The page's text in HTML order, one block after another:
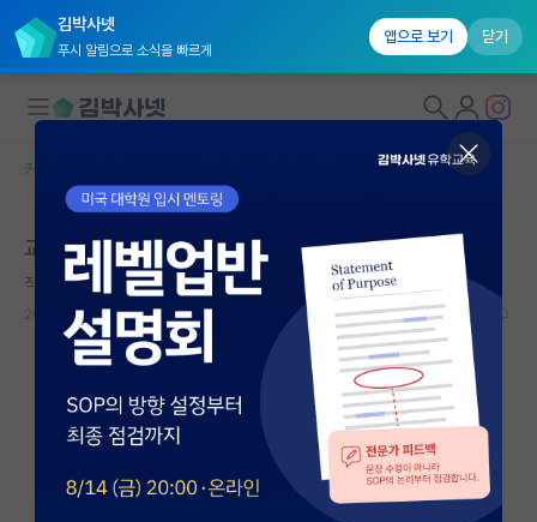
김박사넷
푸시 알림으로 소식을 빠르게
앱으로 보기 닫기
대학원생 모집
국내대학원 정보
연구실&오픈랩
커뮤니티
커뮤니티 홈
전체글보기
베스트 게시판
커뮤니티 홈
교수님 추천서가 중요한지 여쭤봅니다.
직설적인 프랜시스 베이컨
2026.06.18 3 856